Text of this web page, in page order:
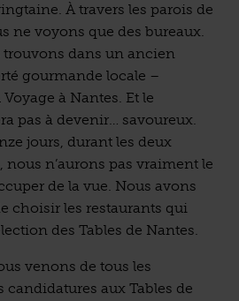
À travers les parois de
ne voyons que des bureaux.
trouvons dans un ancien
gourmande locale –
à Nantes. Et le
pas à devenir… savoureux.
jours, durant les deux
n’aurons pas vraiment le
de la vue. Nous avons
choisir les restaurants qui
des Tables de Nantes.
venons de tous les
candidatures aux Tables de